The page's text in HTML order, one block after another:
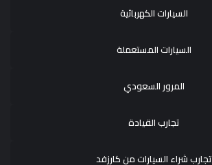
السيارات الكهربائية
السيارات المستعملة
المرور السعودي
تجارب القيادة
تجارب شراء السيارات من كارزفد